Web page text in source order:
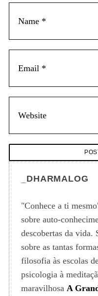
_DHARMALOG
"Conhece a ti
sobre auto-
descobertas da vida.
sobre as tantas
filosofia às escolas
psicologia à
maravilhosa A